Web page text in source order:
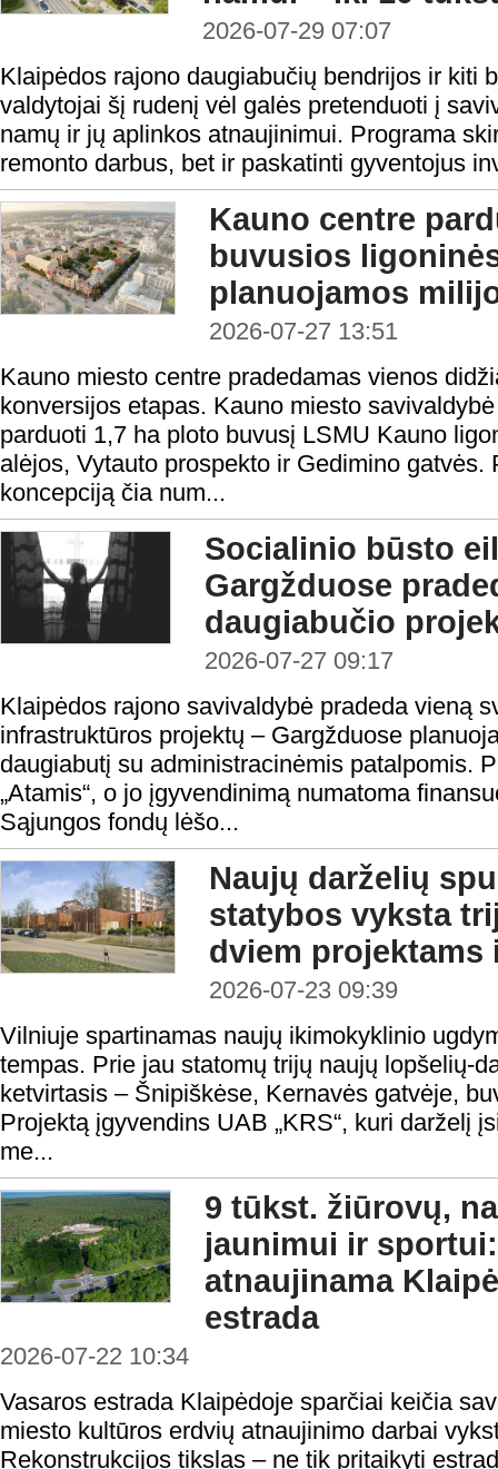
2026-07-29 07:07
Klaipėdos rajono daugiabučių bendrijos ir kiti
valdytojai šį rudenį vėl galės pretenduoti į
namų ir jų aplinkos atnaujinimui. Programa
remonto darbus, bet ir paskatinti gyventojus
Kauno centre
buvusios
planuojamos
2026-07-27 13:51
Kauno miesto centre pradedamas vienos
konversijos etapas. Kauno miesto
parduoti 1,7 ha ploto buvusį LSMU Kauno
alėjos, Vytauto prospekto ir Gedimino gatvės.
koncepciją čia num...
Socialinio būsto
Gargžduose
daugiabučio
2026-07-27 09:17
Klaipėdos rajono savivaldybė pradeda vieną
infrastruktūros projektų – Gargžduose
daugiabutį su administracinėmis patalpomis.
„Atamis“, o jo įgyvendinimą numatoma
Sąjungos fondų lėšo...
Naujų darželių
statybos vyksta
dviem projektams
2026-07-23 09:39
Vilniuje spartinamas naujų ikimokyklinio
tempas. Prie jau statomų trijų naujų lopšelių-
ketvirtasis – Šnipiškėse, Kernavės gatvėje,
Projektą įgyvendins UAB „KRS“, kuri darželį
me...
9 tūkst. žiūrovų,
jaunimui ir
atnaujinama
estrada
2026-07-22 10:34
Vasaros estrada Klaipėdoje sparčiai keičia
miesto kultūros erdvių atnaujinimo darbai
Rekonstrukcijos tikslas – ne tik pritaikyti